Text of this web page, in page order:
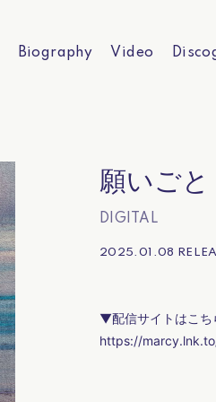
Biography Video
願いごと
DIGITAL
2025.01.08
▼配信サイトはこち
https://